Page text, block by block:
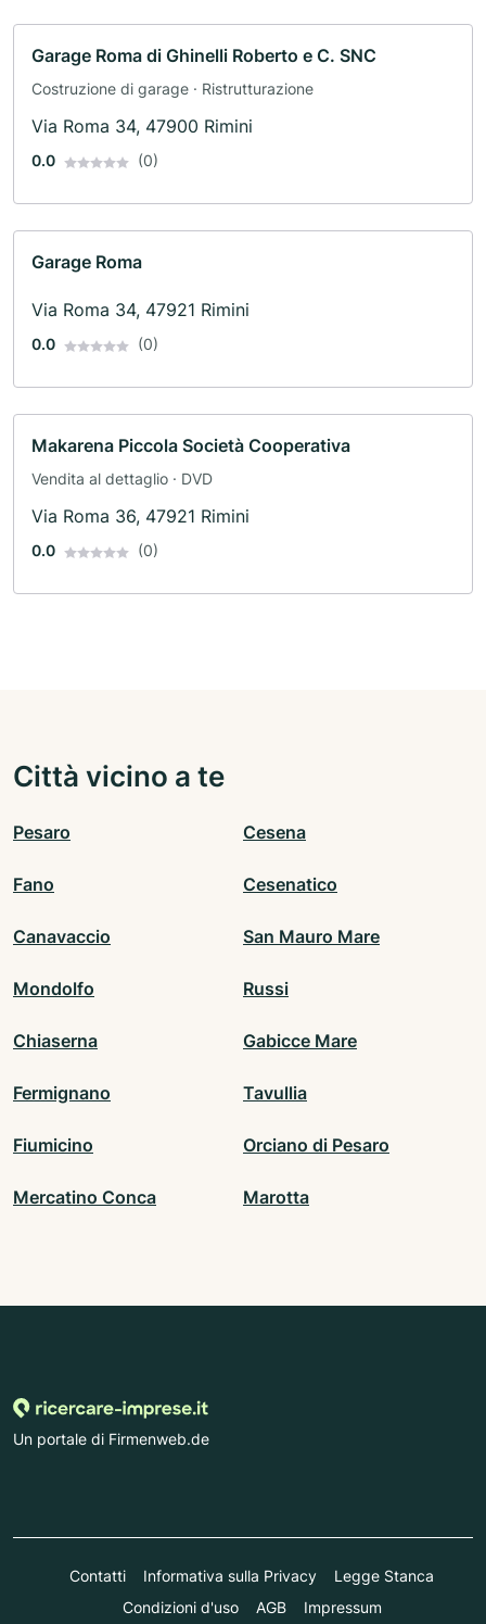
Garage Roma di Ghinelli Roberto e C. SNC
Costruzione di garage · Ristrutturazione
Via Roma 34, 47900 Rimini
0.0 (0)
Garage Roma
Via Roma 34, 47921 Rimini
0.0 (0)
Makarena Piccola Società Cooperativa
Vendita al dettaglio · DVD
Via Roma 36, 47921 Rimini
0.0 (0)
Città vicino a te
Pesaro Cesena
Fano Cesenatico
Canavaccio San Mauro Mare
Mondolfo Russi
Chiaserna Gabicce Mare
Fermignano Tavullia
Fiumicino Orciano di Pesaro
Mercatino Conca Marotta
Un portale di Firmenweb.de
Contatti Informativa sulla Privacy
Legge Stanca
Condizioni d'uso
AGB Impressum